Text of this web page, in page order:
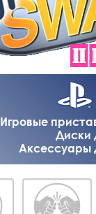
Игровые
Диски
Аксессуары